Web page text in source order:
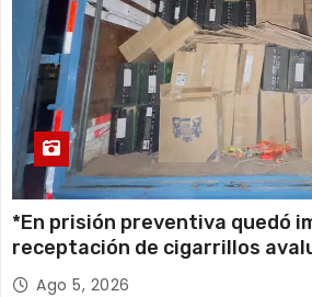
*En prisión preventiva quedó
receptación de cigarrillos
millones*
Ago 5, 2026